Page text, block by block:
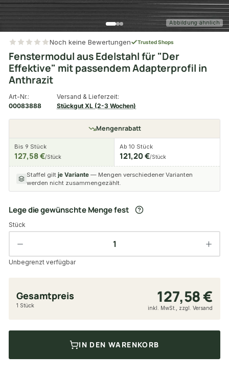
Abbildung ähnlich
Noch keine Bewertungen Trusted Shops
Fenstermodul aus Edelstahl für "Der
Effektive" mit passendem Adapterprofil in
Anthrazit
Art-Nr.:
00083888
Versand & Lieferzeit:
Stückgut XL (2-3 Wochen)
Mengenrabatt
Bis 9 Stück
127,58 €/Stück
Ab 10 Stück
121,20 €/Stück
Staffel gilt je Variante — Mengen verschiedener Varianten
werden nicht zusammengezählt.
Lege die gewünschte Menge fest
Stück
Unbegrenzt verfügbar
Gesamtpreis 127,58 €
1 Stück inkl. MwSt., zzgl. Versand
IN DEN WARENKORB